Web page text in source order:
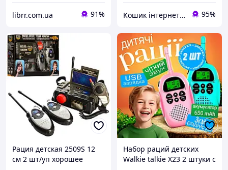
librr.com.ua 91% Кошик інтернет магазин 95%
Рация детская 2509S 12
см 2 шт/уп хорошее
Набор раций детских
Walkie talkie X23 2 штуки с